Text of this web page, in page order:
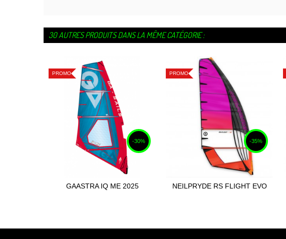
30 AUTRES PRODUITS DANS LA MÊME CATÉGORIE :
PROMO
-30%
Ajouter au panier
GAASTRA IQ ME 2025
PROMO
-35%
Ajouter au panier
NEILPRYDE RS FLIGHT EVO